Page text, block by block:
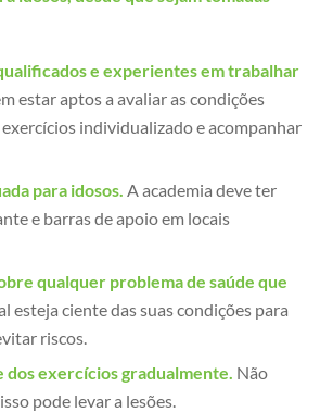
e experientes em trabalhar
estar aptos a avaliar as condições
individualizado e acompanhar
para idosos. A academia deve ter
e barras de apoio em locais
qualquer problema de saúde que
esteja ciente das suas condições para
riscos.
exercícios gradualmente. Não
pode levar a lesões.